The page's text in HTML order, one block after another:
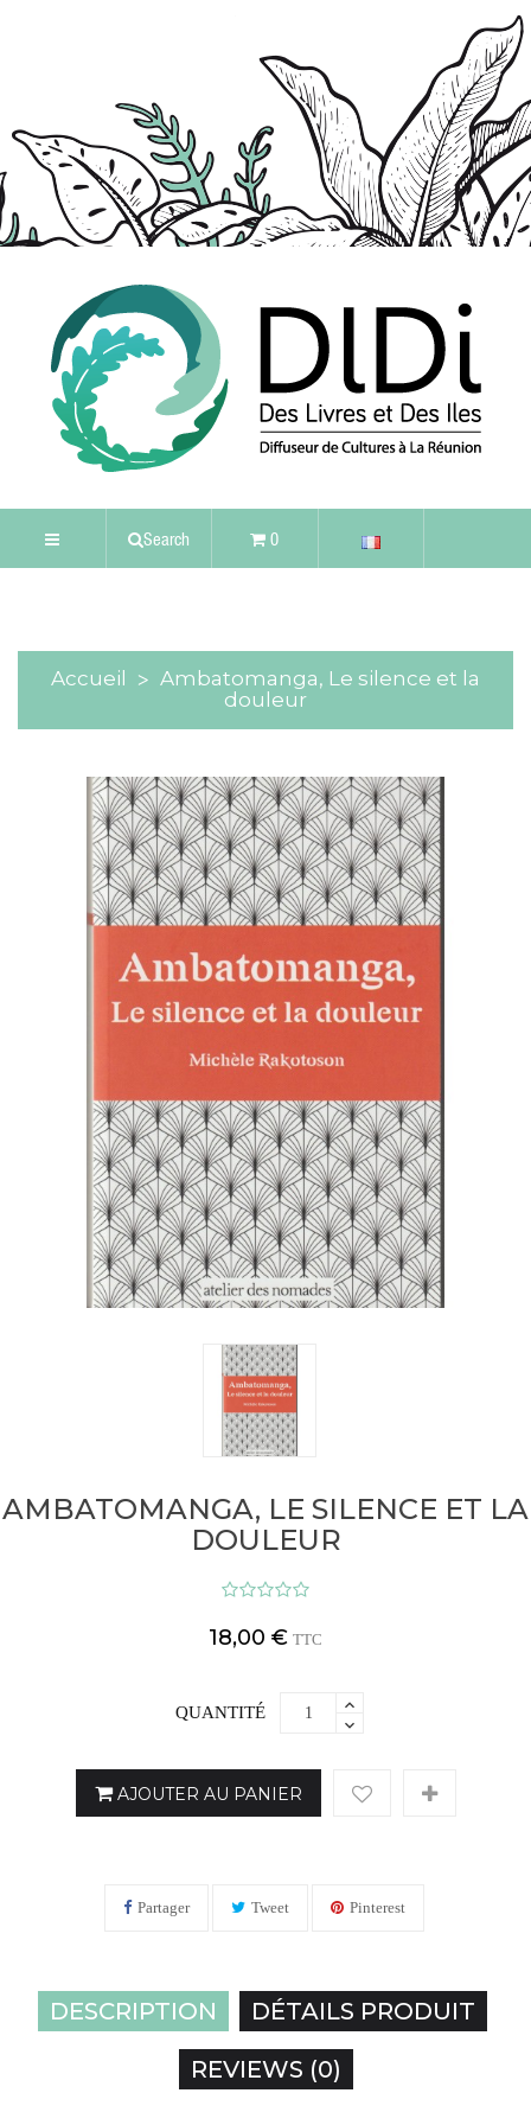
Search 0
Accueil
Ambatomanga, Le silence et la
douleur
AMBATOMANGA, LE SILENCE ET LA
DOULEUR
18,00 € TTC
QUANTITÉ
AJOUTER AU PANIER
Partager Tweet Pinterest
DESCRIPTION DÉTAILS PRODUIT
REVIEWS (0)